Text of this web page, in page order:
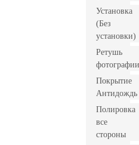
Установка
(Без
установки)
Ретушь
фотографии
Покрытие
Антидождь
Полировка
все
стороны